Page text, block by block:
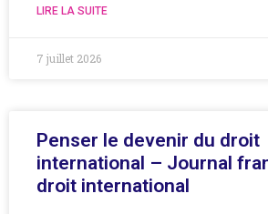
LIRE LA SUITE
7 juillet 2026
Penser le devenir du droit
international – Journal
droit international